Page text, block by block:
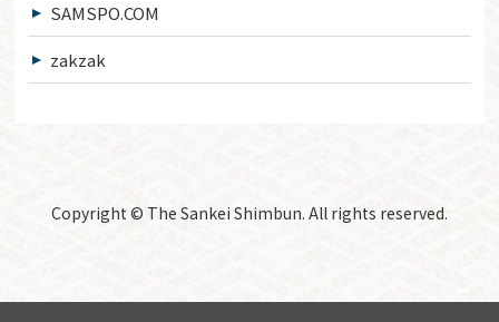
SAMSPO.COM
zakzak
Copyright © The Sankei Shimbun. All rights reserved.